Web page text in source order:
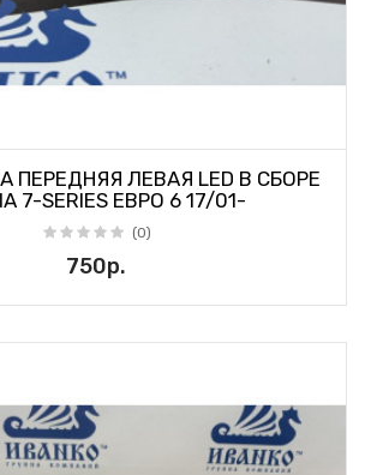
ПЕРЕДНЯЯ ЛЕВАЯ LED В СБОРЕ
7-SERIES ЕВРО 6 17/01-
(0)
750р.